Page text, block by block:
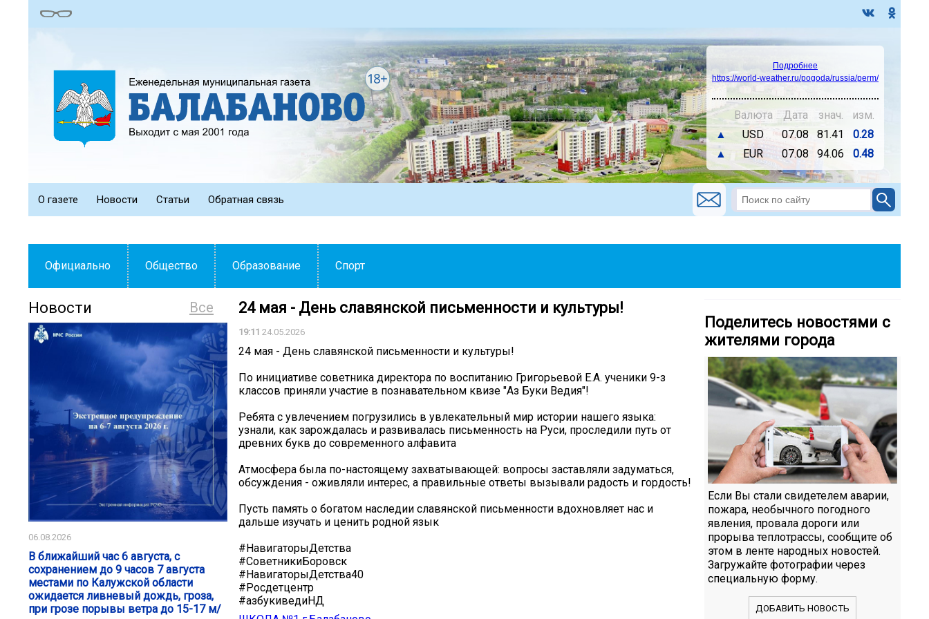
Подробнее
https://world-weather.ru/pogoda/russia/perm/
Валюта Дата знач.
изм.
▲
USD 07.08 81.41
0.28
▲
EUR 07.08 94.06 0.48
О газете Новости Статьи Обратная связь
Официально Общество Образование Спорт
Все
Новости
06.08.2026
В ближайший час 6 августа, с
сохранением до 9 часов 7 августа
местами по Калужской области
ожидается ливневый дождь, гроза,
при грозе порывы ветра до 15-17 м/
24 мая - День славянской письменности и культуры!
19:11 24.05.2026
24 мая - День славянской письменности и культуры!
По инициативе советника директора по воспитанию Григорьевой Е.А. ученики 9-з
классов приняли участие в познавательном квизе "Аз Буки Ведия"!
Ребята с увлечением погрузились в увлекательный мир истории нашего языка:
узнали, как зарождалась и развивалась письменность на Руси, проследили путь от
древних букв до современного алфавита
Атмосфера была по-настоящему захватывающей: вопросы заставляли задуматься,
обсуждения - оживляли интерес, а правильные ответы вызывали радость и гордость!
Пусть память о богатом наследии славянской письменности вдохновляет нас и
дальше изучать и ценить родной язык
#НавигаторыДетства
#СоветникиБоровск
#НавигаторыДетства40
#Росдетцентр
#азбукиведиНД
Поделитесь новостями с
жителями города
Если Вы стали свидетелем аварии,
пожара, необычного погодного
явления, провала дороги или
прорыва теплотрассы, сообщите об
этом в ленте народных новостей.
Загружайте фотографии через
специальную форму.
ДОБАВИТЬ НОВОСТЬ